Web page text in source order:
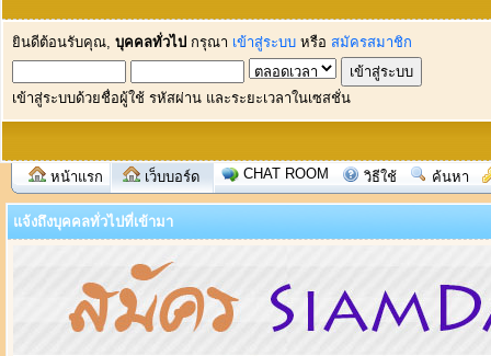
ยินดีต้อนรับคุณ, บุคคลทั่วไป กรุณา เข้าสู่ระบบ หรือ สมัครสมาชิก
เข้าสู่ระบบด้วยชื่อผู้ใช้ รหัสผ่าน และระยะเวลาในเซสชั่น
หน้าแรก เว็บบอร์ด CHAT ROOM วิธีใช้ ค้นหา
แจ้งถึงบุคคลทั่วไปที่เข้ามา